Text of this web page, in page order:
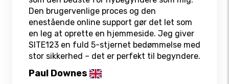
Den brugervenlige proces og den
enestående online support gør det let som
en leg at oprette en hjemmeside. Jeg giver
SITE123 en fuld 5-stjernet bedømmelse med
stor sikkerhed – det er perfekt til begyndere.
Paul Downes